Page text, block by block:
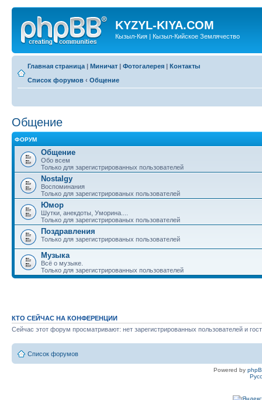
KYZYL-KIYA.COM
Кызыл-Кия | Кызыл-Кийское Землячество
Главная страница | Миничат | Фотогалерея | Контакты
Список форумов ‹ Общение
Общение
ФОРУМ
Общение
Обо всем
Только для зарегистрированных пользователей
Nostalgy
Воспоминания
Только для зарегистрированых пользователей
Юмор
Шутки, анекдоты, Уморина....
Только для зарегистрированых пользователей
Поздравления
Только для зарегистрированых пользователей
Музыка
Всё о музыке.
Только для зарегистрированных пользователей
КТО СЕЙЧАС НА КОНФЕРЕНЦИИ
Сейчас этот форум просматривают: нет зарегистрированных пользователей и
Список форумов
Powered by